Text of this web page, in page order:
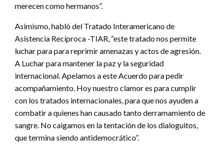
merecen como hermanos”.
Asimismo, habló del Tratado Interamericano de
Asistencia Recíproca -TIAR, “este tratado nos permite
luchar para para reprimir amenazas y actos de agresión.
A Luchar para mantener la paz y la seguridad
internacional. Apelamos a este Acuerdo para pedir
acompañamiento. Hoy nuestro clamor es para cumplir
con los tratados internacionales, para que nos ayuden a
combatir a quienes han causado tanto derramamiento de
sangre. No caigamos en la tentación de los dialoguitos,
que termina siendo antidemocrático”.